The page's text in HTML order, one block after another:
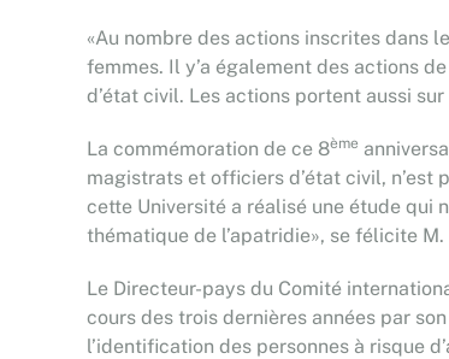
«Au nombre des actions inscrites dans
femmes. Il y’a également des actions
d’état civil. Les actions portent aussi
La commémoration de ce 8ème
magistrats et officiers d’état civil, n’est
cette Université a réalisé une étude qui
thématique de l’apatridie», se félicite
Le Directeur-pays du Comité
cours des trois dernières années par
l’identification des personnes à risque